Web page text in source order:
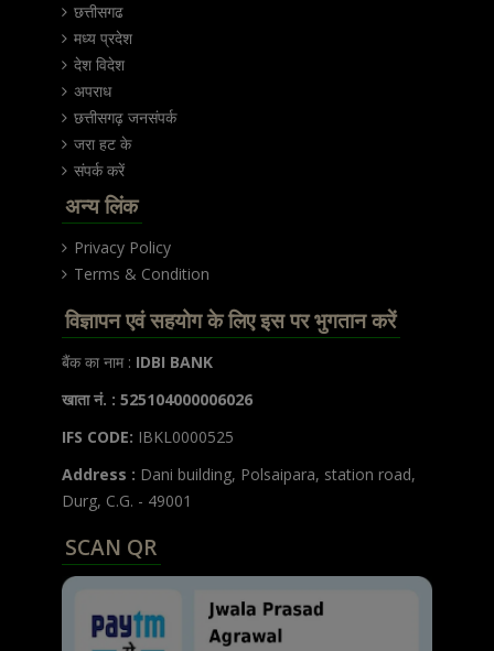
छत्तीसगढ
मध्य प्रदेश
देश विदेश
अपराध
छत्तीसगढ़ जनसंपर्क
जरा हट के
संपर्क करें
अन्य लिंक
Privacy Policy
Terms & Condition
विज्ञापन एवं सहयोग के लिए इस पर भुगतान करें
बैंक का नाम : IDBI BANK
खाता नं. : 525104000006026
IFS CODE: IBKL0000525
Address : Dani building, Polsaipara, station road,
Durg, C.G. - 49001
SCAN QR